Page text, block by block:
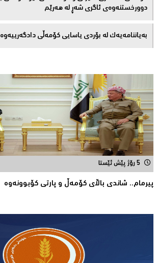
دوورخستنەوەى ئاگری شەڕ لە هەرێم
بەیاننامەیەک لە بۆردی یاسایی کۆمەڵی دادگەرییەوە
5 رۆژ پێش ئێستا
پیرمام.. شاندی باڵای كۆمه‌ڵ و پارتی كۆبوونه‌وه‌